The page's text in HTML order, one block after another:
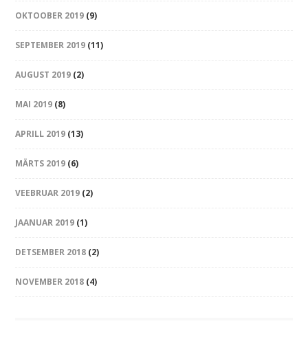
OKTOOBER 2019 (9)
SEPTEMBER 2019 (11)
AUGUST 2019 (2)
MAI 2019 (8)
APRILL 2019 (13)
MÄRTS 2019 (6)
VEEBRUAR 2019 (2)
JAANUAR 2019 (1)
DETSEMBER 2018 (2)
NOVEMBER 2018 (4)